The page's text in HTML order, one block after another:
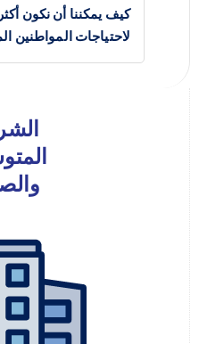
كيف يمكننا أن نكون
لاحتياجات المواطنين